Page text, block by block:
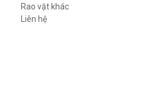
Rao vặt khác
Liên hệ